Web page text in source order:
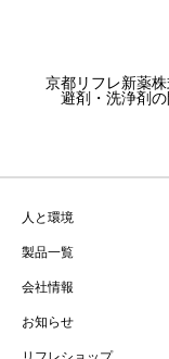
京都リフレ新薬
避剤・洗浄剤
人と環境
製品一覧
会社情報
お知らせ